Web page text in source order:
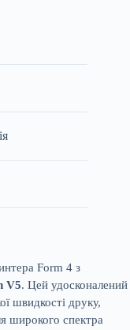
Form 4 з
V5. Цей удосконалений
швидкості друку,
широкого спектра